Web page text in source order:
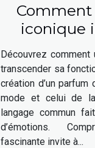
iconique
Découvrez
transcender sa
création d’un parfum
mode et celui de
langage commun
d’émotions.
fascinante invite à...